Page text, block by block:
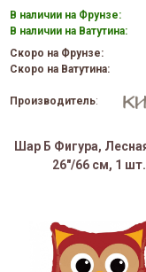
В наличии на Фрунзе:
В наличии на Ватутина:
Скоро на Фрунзе:
Скоро на Ватутина:
Производитель:
Шар Б Фигура,
26"/66 см, 1 шт.